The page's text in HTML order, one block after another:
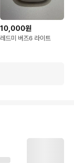
10,000원
레드미 버즈6 라이트